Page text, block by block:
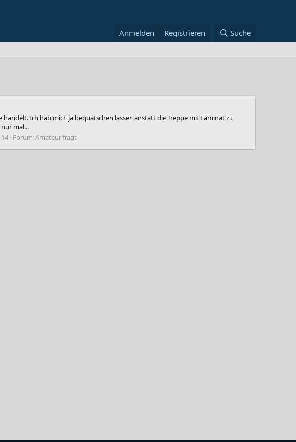
Anmelden Registrieren Suche
Ich hab mich ja bequatschen lassen anstatt die Treppe mit Laminat zu
mal...
Forum:Amateur fragt